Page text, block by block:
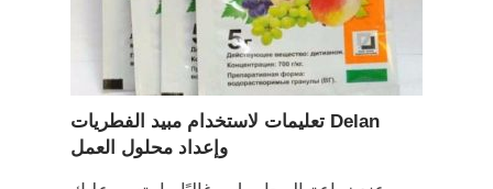
تعليمات لاستخدام مبيد الفطريات Delan
وإعداد محلول العمل